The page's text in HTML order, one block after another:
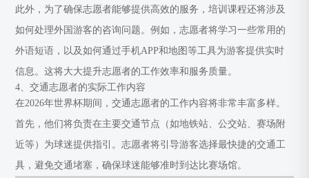
此外，为了确保志愿者能够提供高效的服务，培训课程还将涉及
如何处理外国游客的咨询问题。例如，志愿者将学习一些常用的
外语短语，以及如何通过手机APP和地图等工具为游客提供实时
信息。这将大大提升志愿者的工作效率和服务质量。
4、交通志愿者的实际工作内容
在2026年世界杯期间，交通志愿者的工作内容将非常丰富多样。
首先，他们将负责在主要交通节点（如地铁站、公交站、赛场附
近等）为球迷提供指引。志愿者将引导游客选择最快捷的交通工
具，避免交通堵塞，确保球迷能够准时到达比赛场馆。